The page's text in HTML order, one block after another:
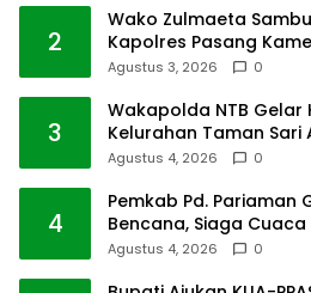
2
Wako Zulmaeta
Kapolres Pasang
Agustus 3, 2026 0
3
Wakapolda NTB Gelar
Kelurahan Taman Sari
Agustus 4, 2026 0
4
Pemkab Pd. Pariaman
Bencana, Siaga Cuaca
Agustus 4, 2026 0